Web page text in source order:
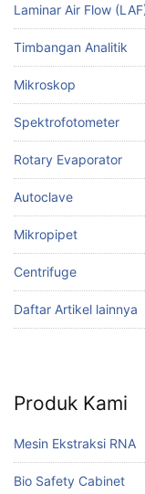
Laminar Air Flow
Timbangan Analitik
Mikroskop
Spektrofotometer
Rotary Evaporator
Autoclave
Mikropipet
Centrifuge
Daftar Artikel lainnya
Produk Kami
Mesin Ekstraksi RNA
Bio Safety Cabinet